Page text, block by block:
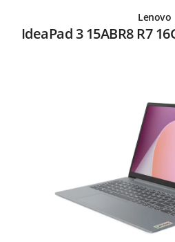
Lenovo
IdeaPad 3 15ABR8 R7